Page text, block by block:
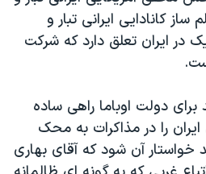
ساز کانادایی ايرانی تبار و
در ايران تعلق دارد که شرکت
دولت اوباما راهی ساده
را در مذاکرات به محک
خواستار آن شود که آقای بهاری